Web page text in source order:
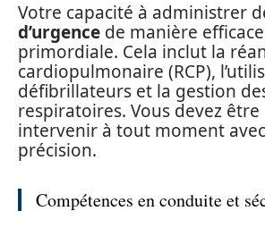
Votre capacité à administrer
d’urgence de manière
primordiale. Cela inclut la
cardiopulmonaire (RCP),
défibrillateurs et la gestion
respiratoires. Vous devez
intervenir à tout moment
précision.
Compétences en conduite et